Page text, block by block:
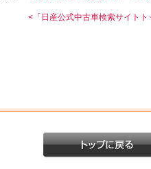
<「日産公式中古車検索サイトト